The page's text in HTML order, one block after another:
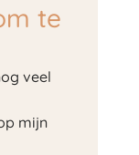
te
veel
mijn